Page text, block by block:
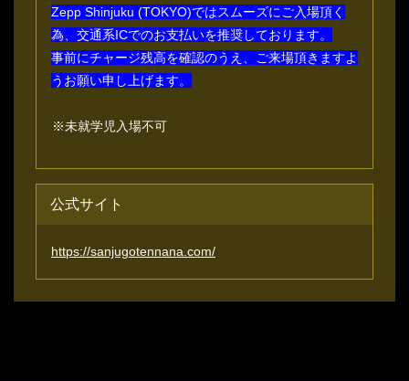
Zepp Shinjuku (TOKYO)ではスムーズにご入場頂く
為、交通系ICでのお支払いを推奨しております。
事前にチャージ残高を確認のうえ、ご来場頂きますよ
うお願い申し上げます。
※未就学児入場不可
公式サイト
https://sanjugotennana.com/